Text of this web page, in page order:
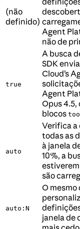
(não
definido)
Agent
não de
true
A busca
SDK
Cloud’s
Agent
Opus 4.5,
blocos
auto
Verifica a
todas as
à janela
10%, a
são
auto:N
O mesmo
janela de